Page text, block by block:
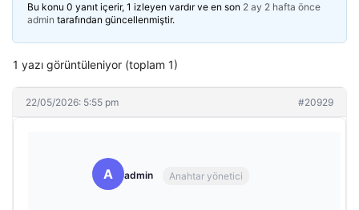
Bu konu 0 yanıt içerir, 1 izleyen vardır ve en son 2 ay 2 hafta önce
admin tarafından güncellenmiştir.
1 yazı görüntüleniyor (toplam 1)
22/05/2026: 5:55 pm #20929
A admin Anahtar yönetici